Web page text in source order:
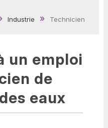
Industrie
Technicien
un emploi
de
eaux